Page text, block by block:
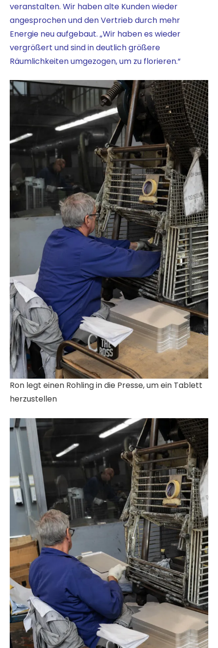
veranstalten. Wir haben alte Kunden wieder
angesprochen und den Vertrieb durch mehr
Energie neu aufgebaut. „Wir haben es wieder
vergrößert und sind in deutlich größere
Räumlichkeiten umgezogen, um zu florieren.“
Ron legt einen Rohling in die Presse, um ein Tablett
herzustellen